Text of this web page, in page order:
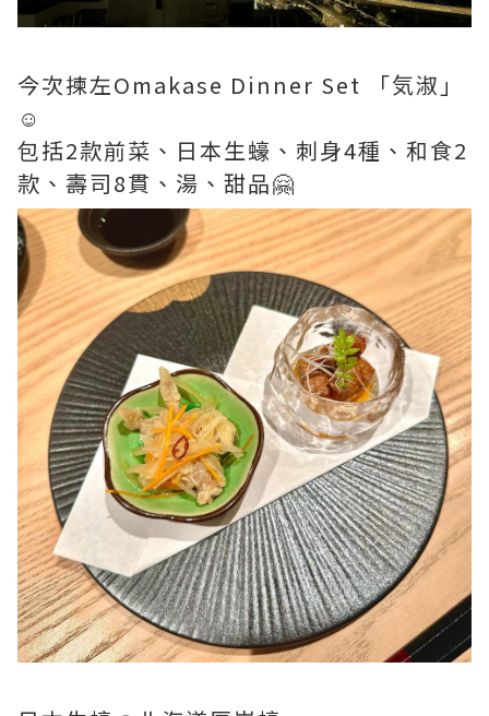
今次揀左Omakase Dinner Set 「気淑」
☺️
包括2款前菜、日本生蠔、刺身4種、和食2
款、壽司8貫、湯、甜品🤗